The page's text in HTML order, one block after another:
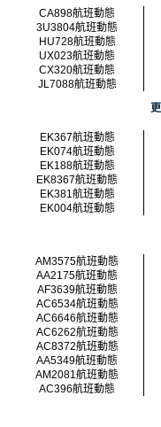
CA898航班動態
3U3804航班動態
HU728航班動態
UX023航班動態
CX320航班動態
JL7088航班動態
EK367航班動態
EK074航班動態
EK188航班動態
EK8367航班動態
EK381航班動態
EK004航班動態
AM3575航班動態
AA2175航班動態
AF3639航班動態
AC6534航班動態
AC6646航班動態
AC6262航班動態
AC8372航班動態
AA5349航班動態
AM2081航班動態
AC396航班動態